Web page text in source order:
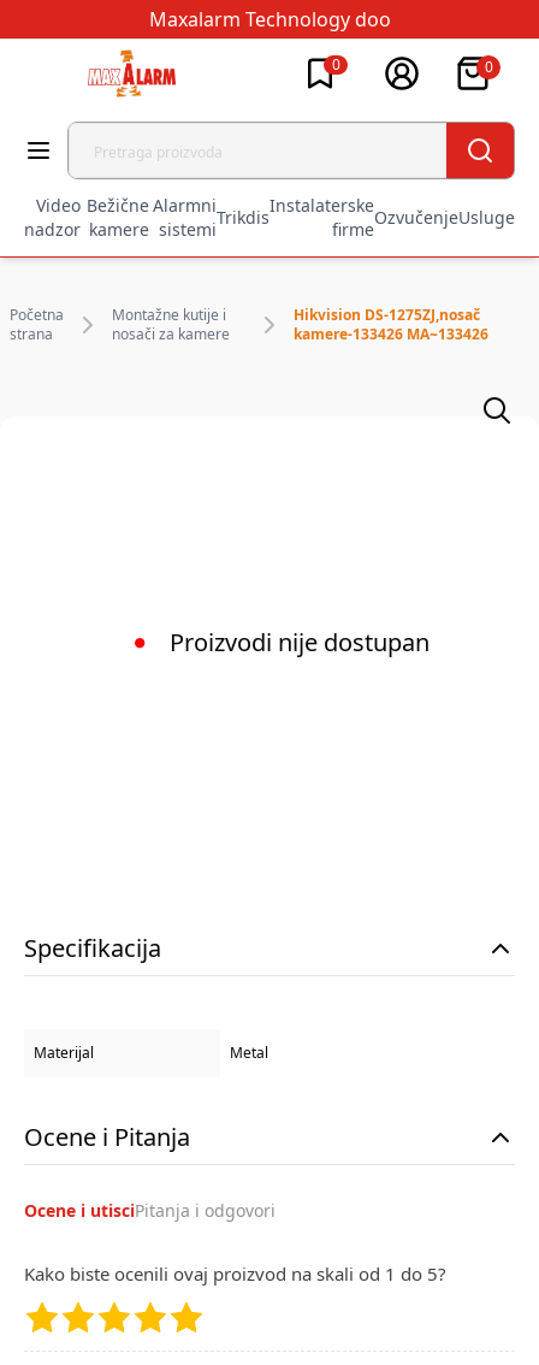
Maxalarm Technology doo
0 0
Video
nadzor
Bežične
kamere
Alarmni
sistemi
Trikdis
Instalaterske
firme
OzvučenjeUsluge
Početna
strana
Montažne kutije i
nosači za kamere
Hikvision DS-1275ZJ,nosač
kamere-133426 MA~133426
Proizvodi nije dostupan
Specifikacija
Materijal Metal
Ocene i Pitanja
Ocene i utisciPitanja i odgovori
Kako biste ocenili ovaj proizvod na skali od 1 do 5?